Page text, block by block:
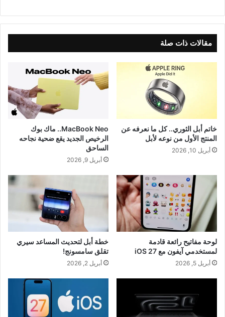
مقالات ذات صلة
خاتم أبل الثوري.. كل ما نعرفه عن
المنتج الأول من نوعه لأبل
أبريل 10, 2026
MacBook Neo.. ماك بوك
الرخيص الجديد يقع ضحية نجاحه
الساحق
أبريل 9, 2026
لوحة مفاتيح رائعة قادمة
لمستخدمي آيفون مع iOS 27
أبريل 5, 2026
خطة أبل لتحديث المساعد سيري
تقلق سامسونج!
أبريل 2, 2026